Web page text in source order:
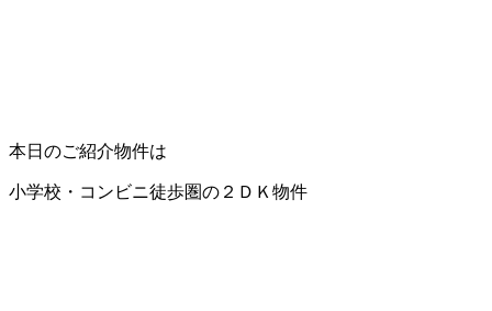
本日のご紹介物件は
小学校・コンビニ徒歩圏の２ＤＫ物件